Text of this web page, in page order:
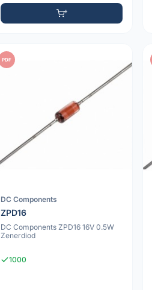
PDF
DC Components
ZPD16
DC Components ZPD16 16V 0.5W
Zenerdiod
1000